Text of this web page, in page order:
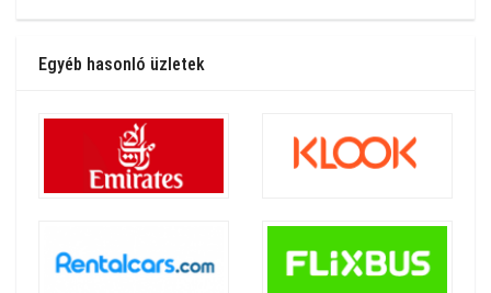
Egyéb hasonló üzletek